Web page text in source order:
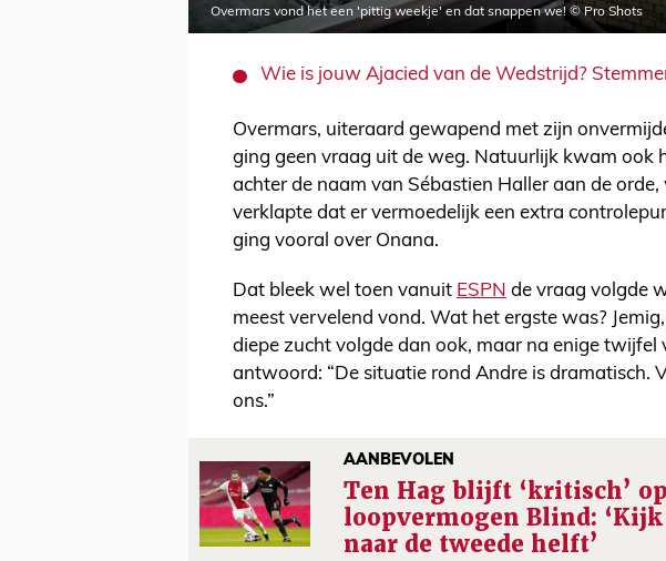
Overmars vond het een 'pittig weekje' en dat snappen we! © Pro Shots
Wie is jouw Ajacied van de Wedstrijd?
Overmars, uiteraard gewapend met zijn
ging geen vraag uit de weg. Natuurlijk kwam ook
achter de naam van Sébastien Haller aan de
verklapte dat er vermoedelijk een extra
ging vooral over Onana.
Dat bleek wel toen vanuit ESPN de vraag volgde
meest vervelend vond. Wat het ergste was?
diepe zucht volgde dan ook, maar na enige twijfel
antwoord: “De situatie rond Andre is dramatisch.
ons.”
AANBEVOLEN
Ten Hag blijft ‘kritisch’ op
loopvermogen Blind: ‘Kijk
naar de tweede helft’